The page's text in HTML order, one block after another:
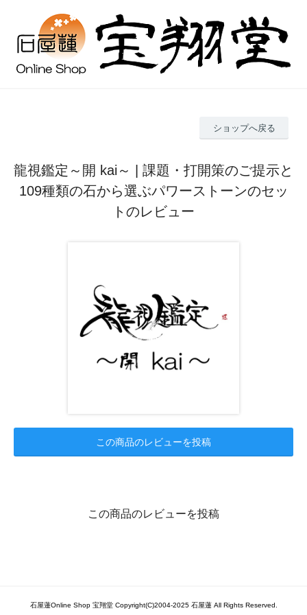
ショップへ戻る
龍視鑑定～開 kai～ | 課題・打開策のご提示と
109種類の石から選ぶパワーストーンのセッ
トのレビュー
この商品のレビューを投稿
この商品のレビューを投稿
石屋蓮Online Shop 宝翔堂 Copyright(C)2004-2025 石屋蓮 All Rights Reserved.